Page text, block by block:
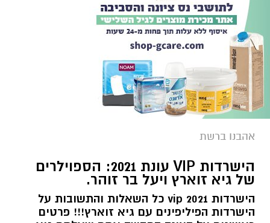
אהבנו ברשת
הישרדות VIP עונת 2021: הספוילרים
של גיא זוארץ ויעל בר זוהר.
הישרדות vip 2021 כל השאלות והתשובות על
הישרדות הפיליפינים עם גיא זוארץ!!! פרטים